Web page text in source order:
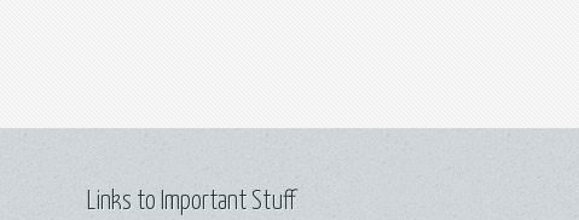
Links to Important Stuff